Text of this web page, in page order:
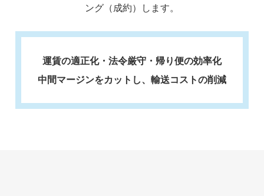
ング（成約）します。
運賃の適正化・法令厳守・帰り便の効率化
中間マージンをカットし、輸送コストの削減